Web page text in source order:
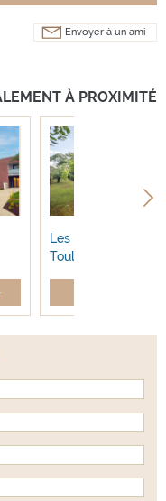
Envoyer à un ami
À PROXIMITÉ
Les Villages d’Or
Toulouse Saint